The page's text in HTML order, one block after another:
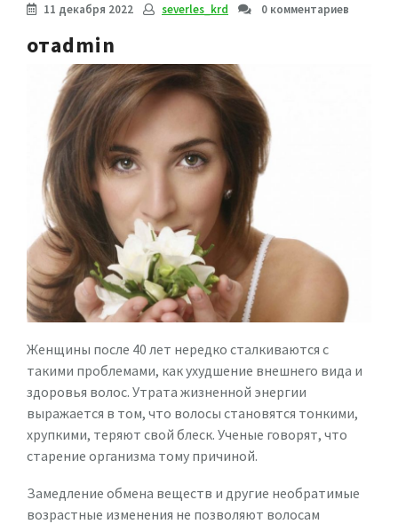
11 декабря 2022 severles_krd 0 комментариев
отadmin
Женщины после 40 лет нередко сталкиваются с
такими проблемами, как ухудшение внешнего вида и
здоровья волос. Утрата жизненной энергии
выражается в том, что волосы становятся тонкими,
хрупкими, теряют свой блеск. Ученые говорят, что
старение организма тому причиной.
Замедление обмена веществ и другие необратимые
возрастные изменения не позволяют волосам